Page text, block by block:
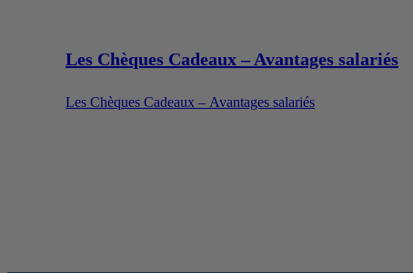
Les Chèques Cadeaux – Avantages salariés
Les Chèques Cadeaux – Avantages salariés